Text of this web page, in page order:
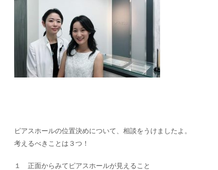
ピアスホールの位置決めについて、相談をうけましたよ。
考えるべきことは３つ！
１ 正面からみてピアスホールが見えること